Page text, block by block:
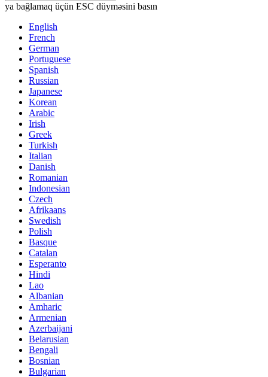
ya bağlamaq üçün ESC düyməsini basın
English
French
German
Portuguese
Spanish
Russian
Japanese
Korean
Arabic
Irish
Greek
Turkish
Italian
Danish
Romanian
Indonesian
Czech
Afrikaans
Swedish
Polish
Basque
Catalan
Esperanto
Hindi
Lao
Albanian
Amharic
Armenian
Azerbaijani
Belarusian
Bengali
Bosnian
Bulgarian